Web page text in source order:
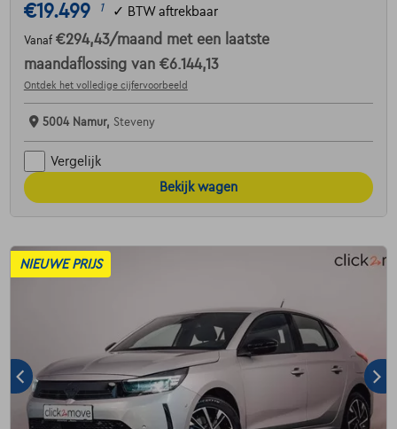
€19.499 1 ✓ BTW aftrekbaar
Vanaf €294,43/maand met een laatste
maandaflossing van €6.144,13
Ontdek het volledige cijfervoorbeeld
5004 Namur, Steveny
Vergelijk
Bekijk wagen
NIEUWE PRIJS